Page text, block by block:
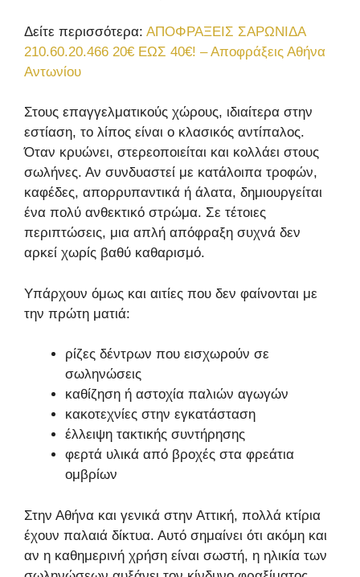
Δείτε περισσότερα: ΑΠΟΦΡΑΞΕΙΣ ΣΑΡΩΝΙΔΑ
210.60.20.466 20€ ΕΩΣ 40€! – Αποφράξεις Αθήνα
Αντωνίου
Στους επαγγελματικούς χώρους, ιδιαίτερα στην
εστίαση, το λίπος είναι ο κλασικός αντίπαλος.
Όταν κρυώνει, στερεοποιείται και κολλάει στους
σωλήνες. Αν συνδυαστεί με κατάλοιπα τροφών,
καφέδες, απορρυπαντικά ή άλατα, δημιουργείται
ένα πολύ ανθεκτικό στρώμα. Σε τέτοιες
περιπτώσεις, μια απλή απόφραξη συχνά δεν
αρκεί χωρίς βαθύ καθαρισμό.
Υπάρχουν όμως και αιτίες που δεν φαίνονται με
την πρώτη ματιά:
ρίζες δέντρων που εισχωρούν σε
σωληνώσεις
καθίζηση ή αστοχία παλιών αγωγών
κακοτεχνίες στην εγκατάσταση
έλλειψη τακτικής συντήρησης
φερτά υλικά από βροχές στα φρεάτια
ομβρίων
Στην Αθήνα και γενικά στην Αττική, πολλά κτίρια
έχουν παλαιά δίκτυα. Αυτό σημαίνει ότι ακόμη και
αν η καθημερινή χρήση είναι σωστή, η ηλικία των